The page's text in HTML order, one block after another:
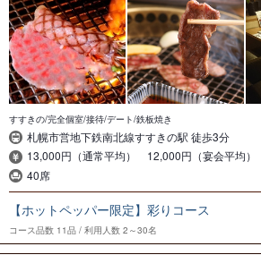
すすきの/完全個室/接待/デート/鉄板焼き
札幌市営地下鉄南北線すすきの駅 徒歩3分
13,000円（通常平均） 12,000円（宴会平均）
40席
【ホットペッパー限定】彩りコース
コース品数 11品 利用人数 2～30名